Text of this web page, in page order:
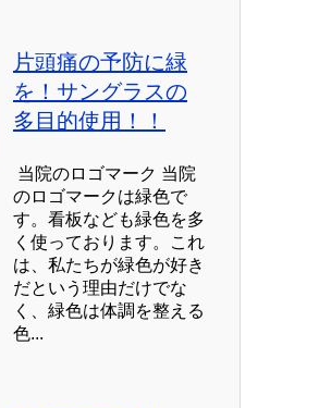
片頭痛の予防に緑
を！サングラスの
多目的使用！！
当院のロゴマーク 当院
のロゴマークは緑色で
す。看板なども緑色を多
く使っております。これ
は、私たちが緑色が好き
だという理由だけでな
く、緑色は体調を整える
色...